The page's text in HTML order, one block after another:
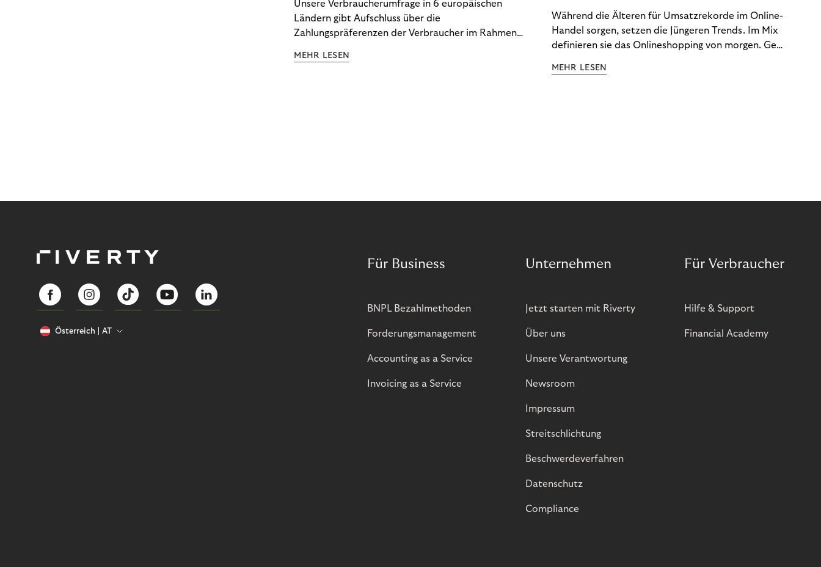
Unsere Verbraucherumfrage in 6 europäischen
Ländern gibt Aufschluss über die
Zahlungspräferenzen der Verbraucher im Rahmen
Ergebnisse, um zu erfahren, wie Sie
MEHR LESEN
Während die Älteren für Umsatzrekorde im Online-
Handel sorgen, setzen die Jüngeren Trends. Im Mix
definieren sie das Onlineshopping von morgen. Gen
gemeinsame Leidenschaft - allerdings
MEHR LESEN
Österreich AT
Für Business
BNPL Bezahlmethoden
Forderungsmanagement
Accounting as a Service
Invoicing as a Service
Unternehmen
Jetzt starten mit Riverty
Über uns
Unsere Verantwortung
Newsroom
Impressum
Streitschlichtung
Beschwerdeverfahren
Datenschutz
Compliance
Für Verbraucher
Hilfe & Support
Financial Academy